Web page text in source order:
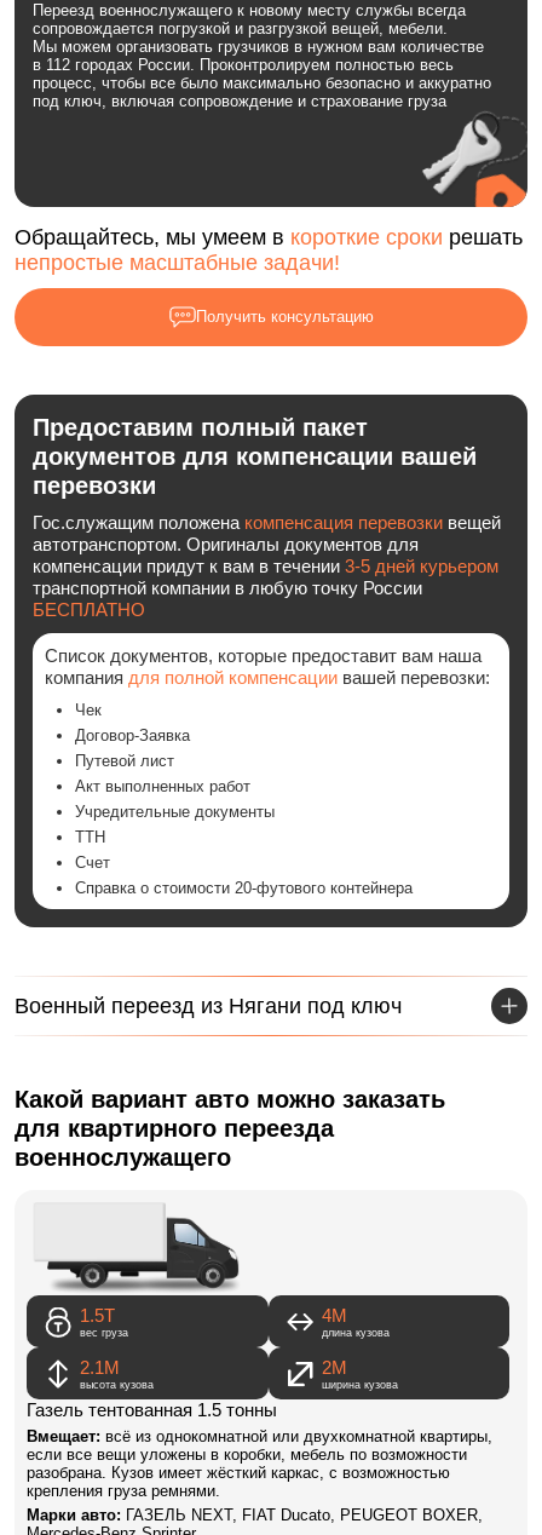
Переезд военнослужащего к новому месту службы всегда
сопровождается погрузкой и разгрузкой вещей, мебели.
Мы можем организовать грузчиков в нужном вам количестве
в 112 городах России. Проконтролируем полностью весь
процесс, чтобы все было максимально безопасно и аккуратно
под ключ, включая сопровождение и страхование груза
Обращайтесь, мы умеем в короткие сроки решать
непростые масштабные задачи!
Получить консультацию
Предоставим полный пакет
документов для компенсации вашей
перевозки
Гос.служащим положена компенсация перевозки вещей
автотранспортом. Оригиналы документов для
компенсации придут к вам в течении 3-5 дней курьером
транспортной компании в любую точку России
БЕСПЛАТНО
Список документов, которые предоставит вам наша
компания для полной компенсации вашей перевозки:
Чек
Договор-Заявка
Путевой лист
Акт выполненных работ
Учредительные документы
ТТН
Счет
Cправка о стоимости 20-футового контейнера
Военный переезд из Нягани под ключ
Какой вариант авто можно заказать
для квартирного переезда
военнослужащего
1.5Т
вес груза
4M
длина кузова
2.1М
высота кузова
2М
ширина кузова
Газель тентованная 1.5 тонны
Вмещает: всё из однокомнатной или двухкомнатной квартиры,
если все вещи уложены в коробки, мебель по возможности
разобрана. Кузов имеет жёсткий каркас, с возможностью
крепления груза ремнями.
Марки авто: ГАЗЕЛЬ NEXT, FIAT Ducato, PEUGEOT BOXER,